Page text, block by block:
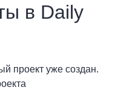
в Daily
проект уже создан.